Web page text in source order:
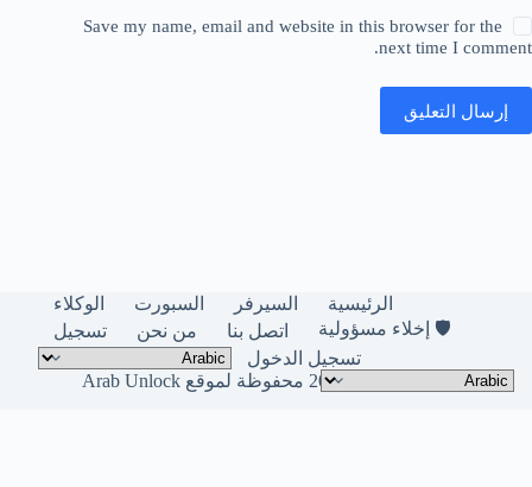
Save my name, email and website in this browser for the
next time I comment.
إرسال التعليق
الرئيسية السيرفر السبورت
الوكلاء
🛡️ إخلاء مسؤولية
اتصل بنا من نحن
تسجيل
تسجيل الدخول
حقوق النشر © لعام 2026 محفوظة لموقع Arab Unlock